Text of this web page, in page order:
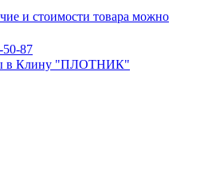
и стоимости товара можно
50-87